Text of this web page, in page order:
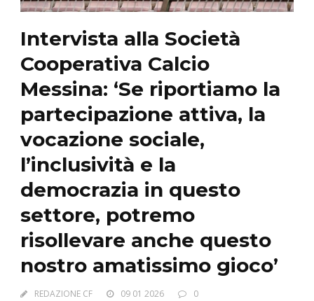
Intervista alla Società
Cooperativa Calcio
Messina: ‘Se riportiamo la
partecipazione attiva, la
vocazione sociale,
l’inclusività e la
democrazia in questo
settore, potremo
risollevare anche questo
nostro amatissimo gioco’
REDAZIONE CF 09 01 2026 0